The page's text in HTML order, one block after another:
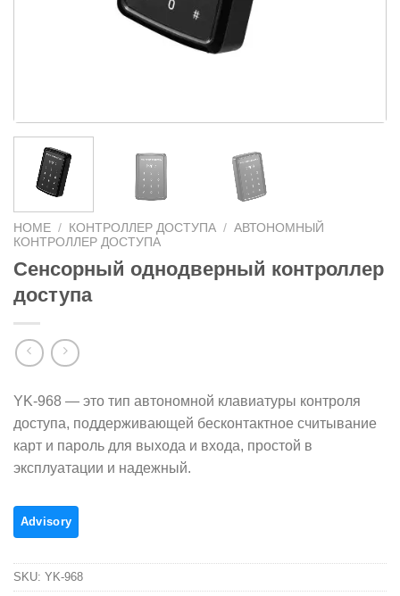
HOME / КОНТРОЛЛЕР ДОСТУПА / АВТОНОМНЫЙ
КОНТРОЛЛЕР ДОСТУПА
Сенсорный однодверный контроллер
доступа
YK-968 — это тип автономной клавиатуры контроля
доступа, поддерживающей бесконтактное считывание
карт и пароль для выхода и входа, простой в
эксплуатации и надежный.
SKU: YK-968